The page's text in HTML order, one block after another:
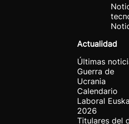
Actualidad
Últimas
Guerra de
Ucrania
Calendario
Laboral
2026
Titulares del